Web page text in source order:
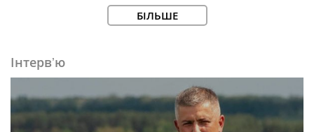
БІЛЬШЕ
Інтервʼю